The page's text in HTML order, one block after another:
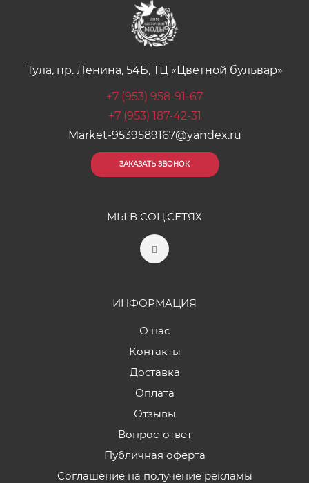
Тула, пр. Ленина, 54Б, ТЦ «Цветной бульвар»
+7 (953) 958-91-67
+7 (953) 187-42-31
Market-9539589167@yandex.ru
ЗАКАЗАТЬ ЗВОНОК
МЫ В СОЦ.СЕТЯХ
ИНФОРМАЦИЯ
О нас
Контакты
Доставка
Оплата
Отзывы
Вопрос-ответ
Публичная оферта
Соглашение на получение рекламы